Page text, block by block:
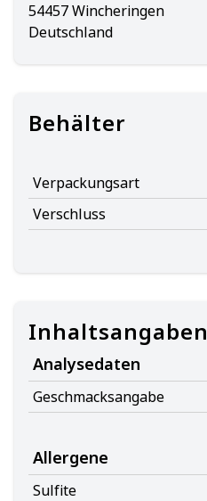
54457 Wincheringen
Deutschland
Behälter
Verpackungsart
Verschluss
Inhaltsangaben
Analysedaten
Geschmacksangabe
Allergene
Sulfite